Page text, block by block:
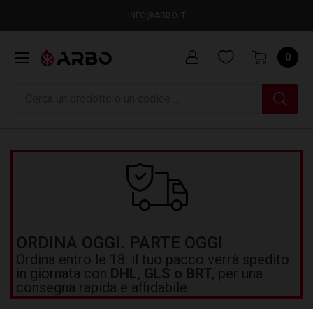
INFO@ARBO.IT
0
ORDINA OGGI. PARTE OGGI
Ordina entro le 18: il tuo pacco verrà spedito
in giornata con DHL, GLS o BRT, per una
consegna rapida e affidabile.